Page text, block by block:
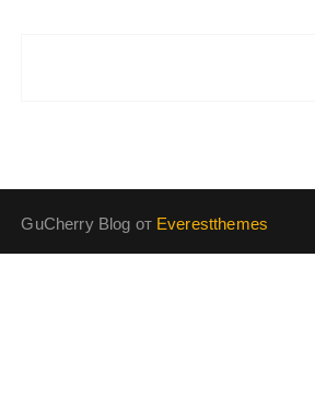
GuCherry Blog от Everestthemes